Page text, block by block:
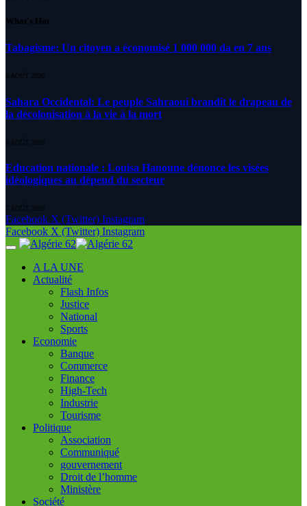
What's Hot
Tabagisme: Un citoyen a économisé 1 000 000 da en 7 ans
8 AOÛT 2026
Sahara Occidental: Le peuple Sahraoui brandit le drapeau de
la décolonisation à la vie à la mort
8 AOÛT 2026
Education nationale : Louisa Hanoune dénonce les visées
idéologiques au dépend du secteur
7 AOÛT 2026
Facebook X (Twitter) Instagram
Facebook X (Twitter) Instagram
A LA UNE
Actualité
Flash Infos
Justice
National
Sports
Economie
Banque
Commerce
Finance
High-Tech
Industrie
Tourisme
Politique
Association
Communiqué
gouvernement
Droit de l’homme
Ministère
Société